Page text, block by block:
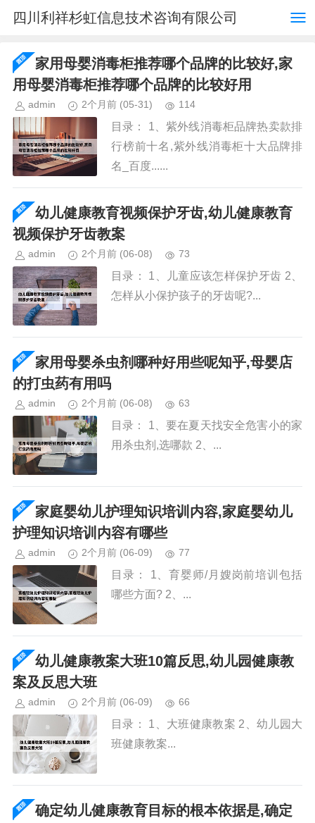
四川利祥杉虹信息技术咨询有限公司
家用母婴消毒柜推荐哪个品牌的比较好,家
用母婴消毒柜推荐哪个品牌的比较好用
admin 2个月前 (05-31) 114
目录： 1、紫外线消毒柜品牌热卖款排
行榜前十名,紫外线消毒柜十大品牌排
名_百度......
幼儿健康教育视频保护牙齿,幼儿健康教育
视频保护牙齿教案
admin 2个月前 (06-08) 73
目录： 1、儿童应该怎样保护牙齿 2、
怎样从小保护孩子的牙齿呢?...
家用母婴杀虫剂哪种好用些呢知乎,母婴店
的打虫药有用吗
admin 2个月前 (06-08) 63
目录： 1、要在夏天找安全危害小的家
用杀虫剂,选哪款 2、...
家庭婴幼儿护理知识培训内容,家庭婴幼儿
护理知识培训内容有哪些
admin 2个月前 (06-09) 77
目录： 1、育婴师/月嫂岗前培训包括
哪些方面? 2、...
幼儿健康教案大班10篇反思,幼儿园健康教
案及反思大班
admin 2个月前 (06-09) 66
目录： 1、大班健康教案 2、幼儿园大
班健康教案...
确定幼儿健康教育目标的根本依据是,确定